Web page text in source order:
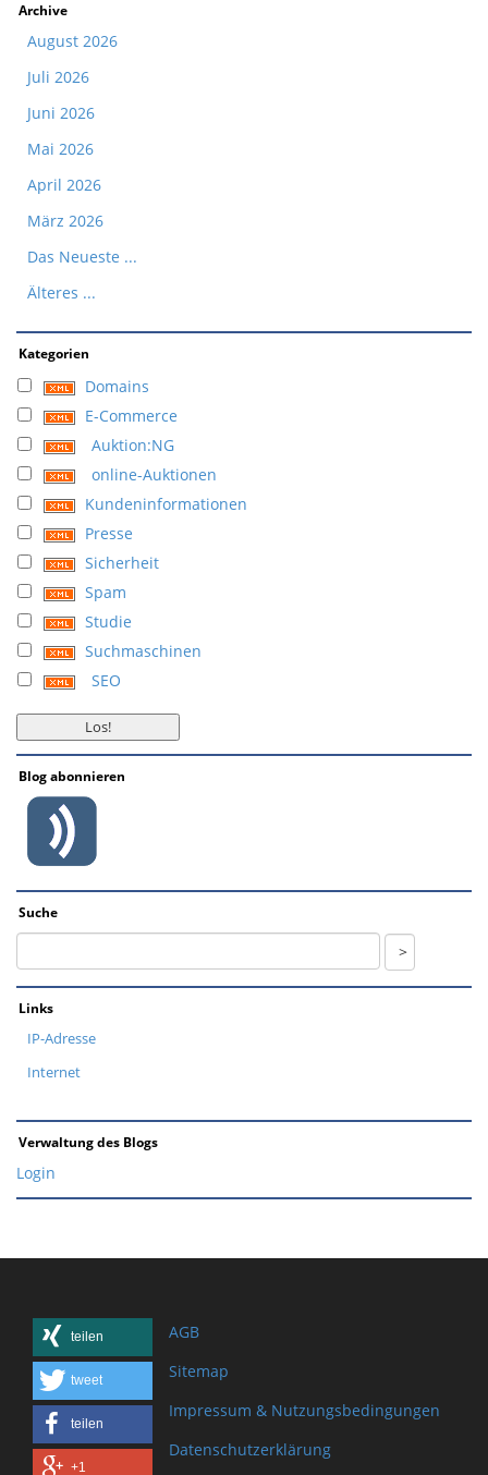
Archive
August 2026
Juli 2026
Juni 2026
Mai 2026
April 2026
März 2026
Das Neueste ...
Älteres ...
Kategorien
Domains
E-Commerce
Auktion:NG
online-Auktionen
Kundeninformationen
Presse
Sicherheit
Spam
Studie
Suchmaschinen
SEO
Blog abonnieren
Suche
Links
IP-Adresse
Internet
Verwaltung des Blogs
Login
teilen
tweet
teilen
+1
AGB
Sitemap
Impressum & Nutzungsbedingungen
Datenschutzerklärung